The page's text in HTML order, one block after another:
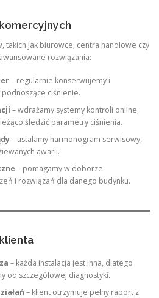
takich jak biurowce, centra handlowe czy
rozwiązania:
– regularnie konserwujemy i
ciśnienie.
– wdrażamy systemy kontroli online,
śledzić parametry ciśnienia.
– ustalamy harmonogram serwisowy,
awarii.
– pomagamy w doborze
i rozwiązań dla danego budynku.
– każda instalacja jest inna, dlatego
od szczegółowej diagnostyki.
– klient otrzymuje pełny raport z